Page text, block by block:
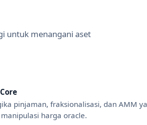
untuk menangani aset
pinjaman, fraksionalisasi, dan AMM
harga oracle.